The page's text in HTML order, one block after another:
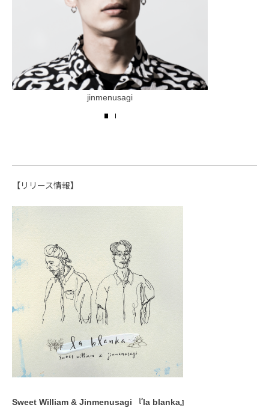
jinmenusagi
【リリース情報】
Sweet William & Jinmenusagi 『la blanka』